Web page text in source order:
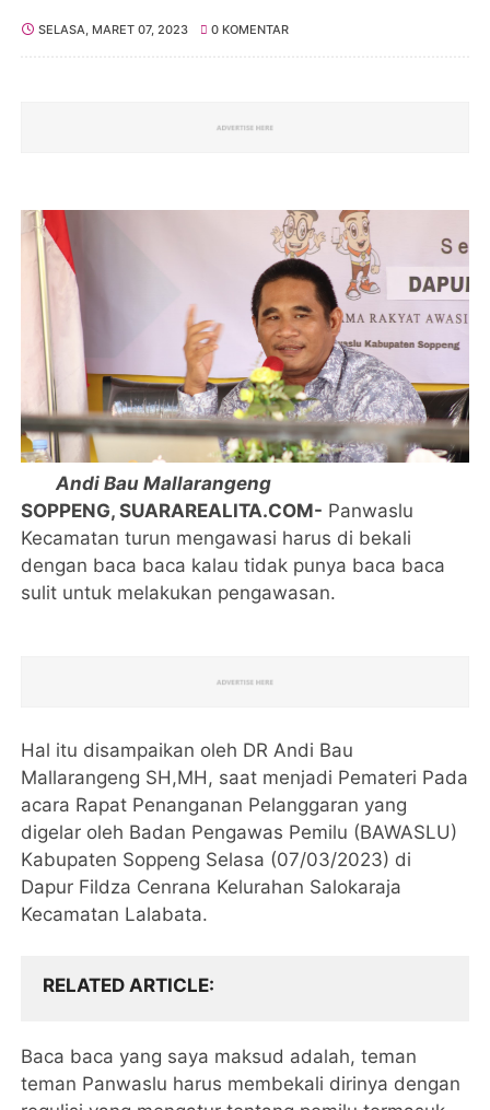
SELASA, MARET 07, 2023 0 KOMENTAR
Andi Bau Mallarangeng
SOPPENG, SUARAREALITA.COM- Panwaslu
Kecamatan turun mengawasi harus di bekali
dengan baca baca kalau tidak punya baca baca
sulit untuk melakukan pengawasan.
Hal itu disampaikan oleh DR Andi Bau
Mallarangeng SH,MH, saat menjadi Pemateri Pada
acara Rapat Penanganan Pelanggaran yang
digelar oleh Badan Pengawas Pemilu (BAWASLU)
Kabupaten Soppeng Selasa (07/03/2023) di
Dapur Fildza Cenrana Kelurahan Salokaraja
Kecamatan Lalabata.
RELATED ARTICLE
Baca baca yang saya maksud adalah, teman
teman Panwaslu harus membekali dirinya dengan